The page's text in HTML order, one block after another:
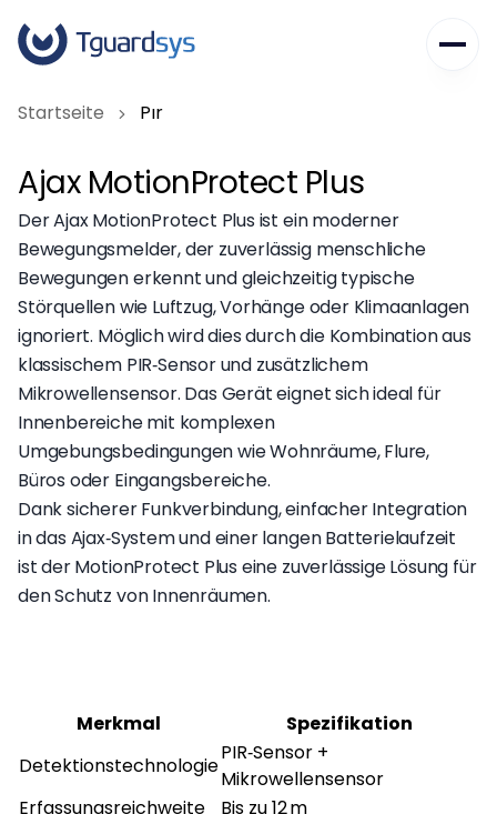
Das erste Jahr schenken wir Ihnen.
Unternehmen
Unsere Werte
Häufig gestellte Fragen
Blog
Haussicherheit
Gewerbesicherheit
Unternehmenslösungen
Karriere
Kontakt
+49 2331 62 48 128
info@tguardsys.de
Am Waldesrand 4, 58093 Hagen/Germany
Startseite Pır
Ajax MotionProtect Plus
Der Ajax MotionProtect Plus ist ein moderner
Bewegungsmelder, der zuverlässig menschliche
Bewegungen erkennt und gleichzeitig typische
Störquellen wie Luftzug, Vorhänge oder Klimaanlagen
ignoriert. Möglich wird dies durch die Kombination aus
klassischem PIR‑Sensor und zusätzlichem
Mikrowellensensor. Das Gerät eignet sich ideal für
Innenbereiche mit komplexen
Umgebungsbedingungen wie Wohnräume, Flure,
Büros oder Eingangsbereiche.
Dank sicherer Funkverbindung, einfacher Integration
in das Ajax‑System und einer langen Batterielaufzeit
ist der MotionProtect Plus eine zuverlässige Lösung für
den Schutz von Innenräumen.
Merkmal
Spezifikation
Detektionstechnologie
PIR‑Sensor +
Mikrowellensensor
Erfassungsreichweite
Bis zu 12 m